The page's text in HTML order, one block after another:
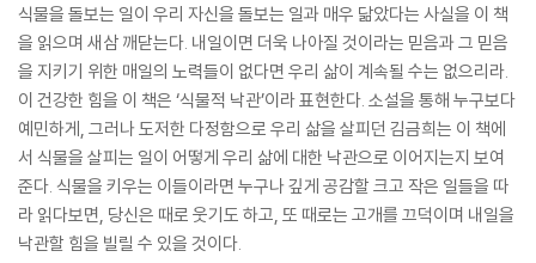
식물은 자기 상태에 대한 미움이나 비난이 없다. 그리고 마음은 본래 그런
식물의 형태이지 지금 나를 옥죄어오는 이 나쁜 형태가 아니다.
---「가능한 한 이팝나무에 가깝게」중에서
만약 식물에게서 매번 고통을 상상한다면 식물을 기르는 방식은 매우 왜곡
될 것이다. 잎을 떨어뜨리거나 가지를 휘거나 적절한 시기가 되면 꽃을 말
려 떨어뜨리는 식물의 행태는 식물의 방식대로 읽을 때 비로소 본질에 맞
는 자연적 행위가 된다. 가드닝을 하며 식물과 나는 생존의 드라마를 함께
2부 ‘이별은 선선한 바람처럼’에는 가을바람과 함께 환기되는 상실의 아픔
을 어루만지는 산문이 묶였다. 작가가 반려견과 반려식물들을 떠나보낸 후
무너졌던 마음을 다독여 다시 일상으로 복귀하는 과정이 눈부시다. 하나의
식물이 지닌 삶의 무게를 헤아리고, 살아 있는 존재들이 보이는 변화의 기
척에 경탄하며, 작가는 예비되어 있는 또다른 상실을 마주할 힘을 마련한
다. 첫 산문집에서 소설로 다 할 수 없었던 내밀한 고백을 자신의 목소리로
들려주었던 김금희가 ‘나’에서 출발하는 글쓰기를 지나 식물을 경유하는
글쓰기를 통해 낯선 자신의 모습을 발견해내는 싱그러운 여정이 펼쳐진다.
식물을 돌보는 일이 우리 자신을 돌보는 일과 매우 닮았다는 사실을 이 책
을 읽으며 새삼 깨닫는다. 내일이면 더욱 나아질 것이라는 믿음과 그 믿음
을 지키기 위한 매일의 노력들이 없다면 우리 삶이 계속될 수는 없으리라.
이 건강한 힘을 이 책은 ‘식물적 낙관’이라 표현한다. 소설을 통해 누구보다
예민하게, 그러나 도저한 다정함으로 우리 삶을 살피던 김금희는 이 책에
서 식물을 살피는 일이 어떻게 우리 삶에 대한 낙관으로 이어지는지 보여
준다. 식물을 키우는 이들이라면 누구나 깊게 공감할 크고 작은 일들을 따
라 읽다보면, 당신은 때로 웃기도 하고, 또 때로는 고개를 끄덕이며 내일을
낙관할 힘을 빌릴 수 있을 것이다.